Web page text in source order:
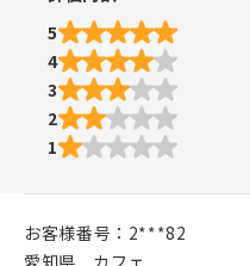
5
4
3
2
1
お客様番号： 2***82
愛知県
カフェ